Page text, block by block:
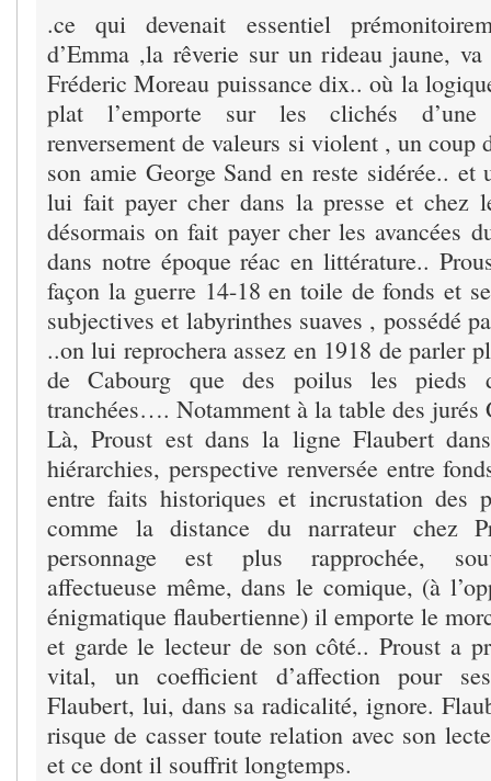
.ce qui devenait essentiel
d’Emma ,la rêverie sur un rideau jaune, va
Fréderic Moreau puissance dix.. où la
plat l’emporte sur les clichés d’une
renversement de valeurs si violent , un coup
son amie George Sand en reste sidérée.. et
lui fait payer cher dans la presse et chez
désormais on fait payer cher les avancées
dans notre époque réac en littérature..
façon la guerre 14-18 en toile de fonds et
subjectives et labyrinthes suaves , possédé
..on lui reprochera assez en 1918 de parler
de Cabourg que des poilus les pieds
tranchées…. Notamment à la table des jurés
Là, Proust est dans la ligne Flaubert
hiérarchies, perspective renversée entre
entre faits historiques et incrustation des
comme la distance du narrateur chez
personnage est plus rapprochée,
affectueuse même, dans le comique, (à
énigmatique flaubertienne) il emporte le
et garde le lecteur de son côté.. Proust a
vital, un coefficient d’affection pour
Flaubert, lui, dans sa radicalité, ignore.
risque de casser toute relation avec son
et ce dont il souffrit longtemps.